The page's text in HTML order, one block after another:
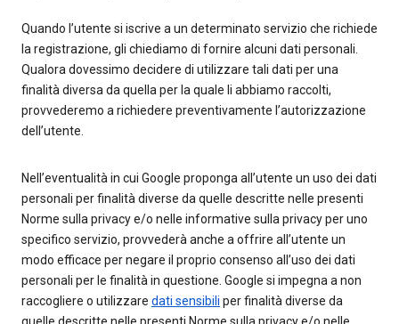
Quando l’utente si iscrive a un determinato servizio che richiede
la registrazione, gli chiediamo di fornire alcuni dati personali.
Qualora dovessimo decidere di utilizzare tali dati per una
finalità diversa da quella per la quale li abbiamo raccolti,
provvederemo a richiedere preventivamente l’autorizzazione
dell’utente.
Nell’eventualità in cui Google proponga all’utente un uso dei dati
personali per finalità diverse da quelle descritte nelle presenti
Norme sulla privacy e/o nelle informative sulla privacy per uno
specifico servizio, provvederà anche a offrire all’utente un
modo efficace per negare il proprio consenso all’uso dei dati
personali per le finalità in questione. Google si impegna a non
raccogliere o utilizzare dati sensibili per finalità diverse da